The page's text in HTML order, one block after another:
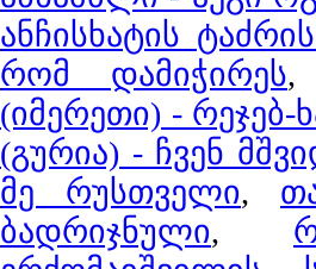
ანჩისხატის
რომ დამიჭირეს
(იმერეთი) - რეჯებ-
(გურია) - ჩვენ
მე რუსთველი,
ბადრიჯნული,